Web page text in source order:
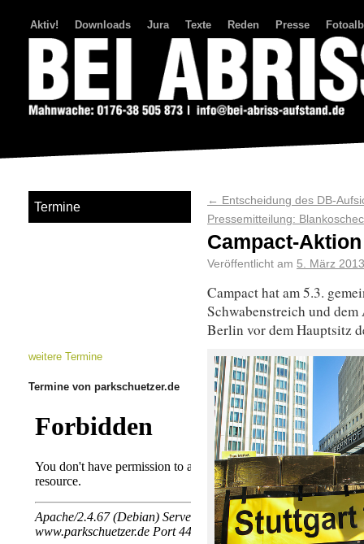
Aktiv! Downloads Jura Texte Reden Presse
← Entscheidung des DB-
Pressemitteilung:
Campact-
Veröffentlicht am 5. März 2013
Campact hat am 5.3.
Schwabenstreich und
Berlin vor dem Hauptsitz
Termine
weitere Termine
Termine von parkschuetzer.de